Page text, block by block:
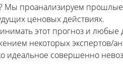
Мы проанализируем прошлые
ценовых действиях.
этот прогноз и
некоторых экспертов/
идеальное совершенно